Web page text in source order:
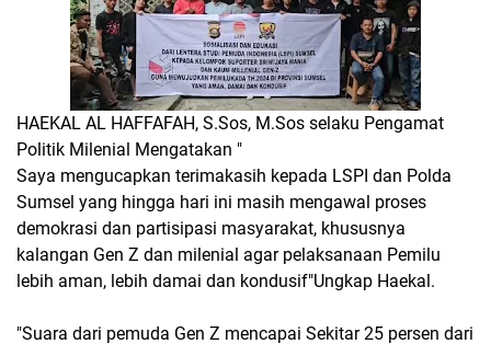
HAEKAL AL HAFFAFAH, S.Sos, M.Sos selaku Pengamat
Politik Milenial Mengatakan "
Saya mengucapkan terimakasih kepada LSPI dan Polda
Sumsel yang hingga hari ini masih mengawal proses
demokrasi dan partisipasi masyarakat, khususnya
kalangan Gen Z dan milenial agar pelaksanaan Pemilu
lebih aman, lebih damai dan kondusif"Ungkap Haekal.
"Suara dari pemuda Gen Z mencapai Sekitar 25 persen dari